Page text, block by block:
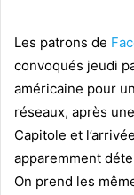
Les patrons de
convoqués jeudi
américaine pour
réseaux, après
Capitole et
apparemment
On prend les